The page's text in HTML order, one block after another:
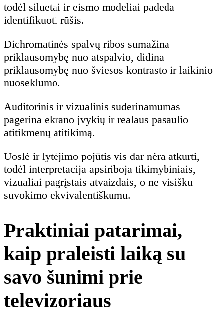
todėl siluetai ir eismo modeliai padeda
identifikuoti rūšis.
Dichromatinės spalvų ribos sumažina
priklausomybę nuo atspalvio, didina
priklausomybę nuo šviesos kontrasto ir laikinio
nuoseklumo.
Auditorinis ir vizualinis suderinamumas
pagerina ekrano įvykių ir realaus pasaulio
atitikmenų atitikimą.
Uoslė ir lytėjimo pojūtis vis dar nėra atkurti,
todėl interpretacija apsiriboja tikimybiniais,
vizualiai pagrįstais atvaizdais, o ne visišku
suvokimo ekvivalentiškumu.
Praktiniai patarimai,
kaip praleisti laiką su
savo šunimi prie
televizoriaus